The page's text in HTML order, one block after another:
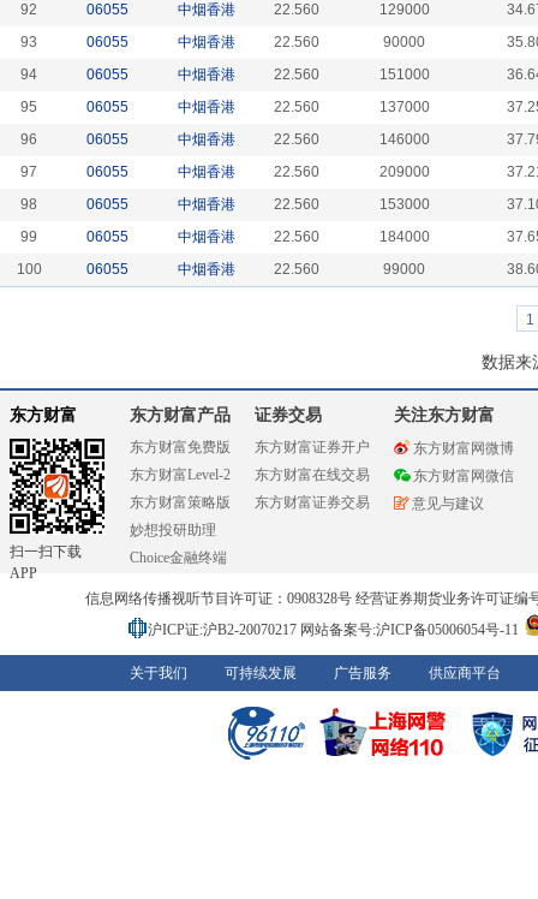
92
06055 中烟香港 22.560 129000
93
06055 中烟香港 22.560 90000
94
06055 中烟香港 22.560 151000
95
06055 中烟香港 22.560 137000
96
06055 中烟香港 22.560 146000
97
06055 中烟香港 22.560 209000
98
06055 中烟香港 22.560 153000
99
06055 中烟香港 22.560 184000
100
06055 中烟香港 22.560 99000
1
数据来
东方财富
扫一扫下载
APP
东方财富产品
东方财富免费版
东方财富Level-2
东方财富策略版
妙想投研助理
Choice金融终端
证券交易
东方财富证券开户
东方财富在线交易
东方财富证券交易
关注东方财富
东方财富网微博
东方财富网微信
意见与建议
信息网络传播视听节目许可证：0908328号 经营证券期货业务许可证编
沪ICP证:沪B2-20070217 网站备案号:沪ICP备05006054号-11
关于我们 可持续发展 广告服务 供应商平台